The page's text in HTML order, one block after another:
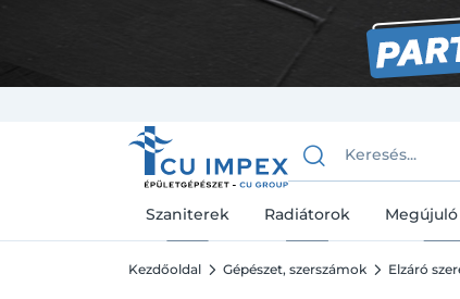
Szaniterek Radiátorok
Kezdőoldal Gépészet, szerszámok Elzáró